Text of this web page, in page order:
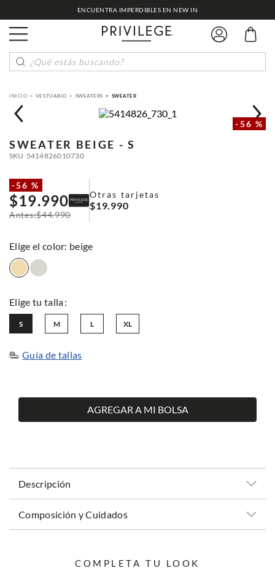
ENCUENTRA IMPERDIBLES EN NEW IN
¿Qué estás buscando?
VESTUARIO SWEATERS SWEATER
-56 %
SWEATER BEIGE - S
SKU 5414826010730
-56 %
$19.990
$44.990
Otras tarjetas
$19.990
: beige
L
M
S XL
Guía de tallas
AGREGAR A MI BOLSA
Descripción
Composición y Cuidados
COMPLETA TU LOOK